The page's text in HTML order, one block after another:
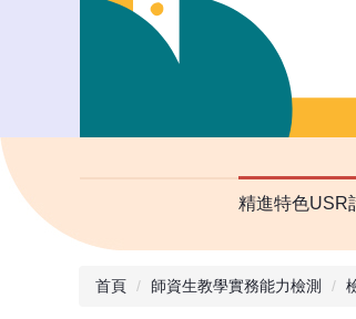
精進特色USR
首頁 師資生教學實務能力檢測